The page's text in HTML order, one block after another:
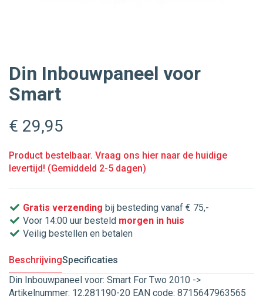
Din Inbouwpaneel voor
Smart
€ 29,95
Product bestelbaar. Vraag ons hier naar de huidige
levertijd! (Gemiddeld 2-5 dagen)
Gratis verzending bij besteding vanaf € 75,-
Voor 14:00 uur besteld morgen in huis
Veilig bestellen en betalen
BeschrijvingSpecificaties
Din Inbouwpaneel voor: Smart For Two 2010 ->
Artikelnummer: 12.281190-20 EAN code: 8715647963565